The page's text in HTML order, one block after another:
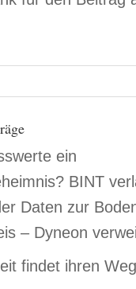
ein
BINT
Daten zur
– Dyneon
findet ihren Weg